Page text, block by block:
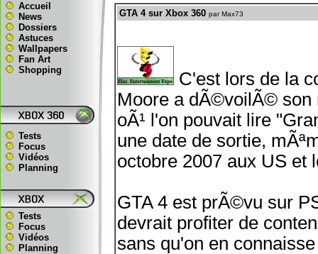
Accueil
News
Dossiers
Astuces
Wallpapers
Fan Art
Shopping
Tests
Focus
Vidéos
Planning
Tests
Focus
Vidéos
Planning
GTA 4 sur Xbox 360 par Max73
C'est lors de la
Moore a dÃ©voilÃ© son
oÃ¹ l'on pouvait lire
une date de sortie,
octobre 2007 aux US et
GTA 4 est prÃ©vu sur
devrait profiter de
sans qu'on en